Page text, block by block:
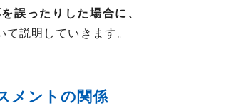
誤ったりした場合に、
て説明していきます。
メントの関係